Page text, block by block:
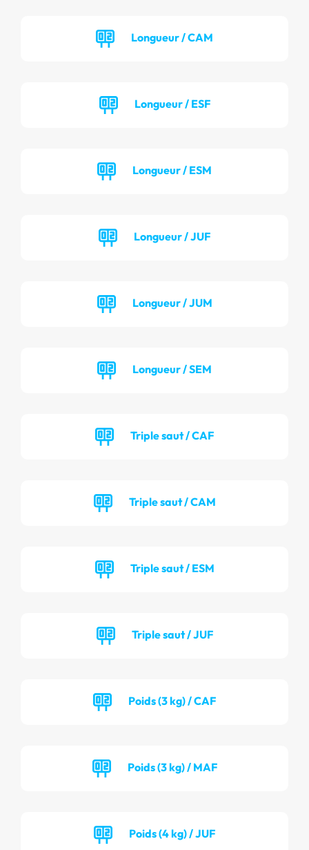
Longueur / CAM
Longueur / ESF
Longueur / ESM
Longueur / JUF
Longueur / JUM
Longueur / SEM
Triple saut / CAF
Triple saut / CAM
Triple saut / ESM
Triple saut / JUF
Poids (3 kg) / CAF
Poids (3 kg) / MAF
Poids (4 kg) / JUF